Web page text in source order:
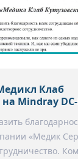
Клаб
Mindray
«Медик